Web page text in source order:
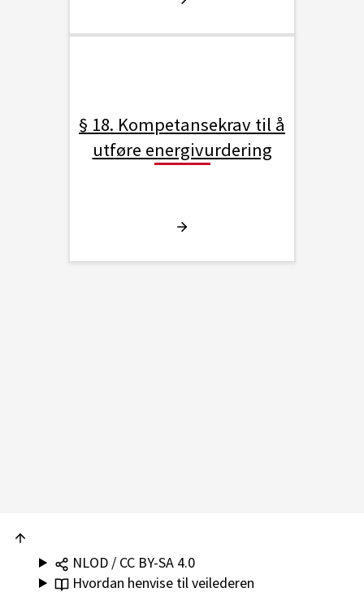
§ 18. Kompetansekrav til å
utføre energivurdering
NLOD / CC BY-SA 4.0
Hvordan henvise til veilederen